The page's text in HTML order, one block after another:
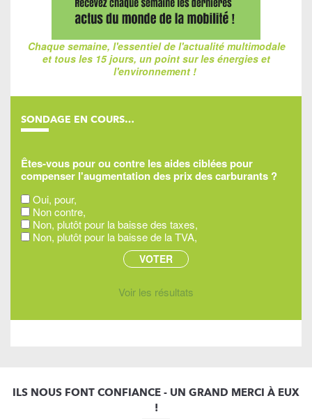
Chaque semaine, l'essentiel de l'actualité multimodale
et tous les 15 jours, un point sur les énergies et
l'environnement !
SONDAGE EN COURS…
Êtes-vous pour ou contre les aides ciblées pour
compenser l'augmentation des prix des carburants ?
Oui, pour,
Non contre,
Non, plutôt pour la baisse des taxes,
Non, plutôt pour la baisse de la TVA,
Voir les résultats
ILS NOUS FONT CONFIANCE - UN GRAND MERCI À EUX
!